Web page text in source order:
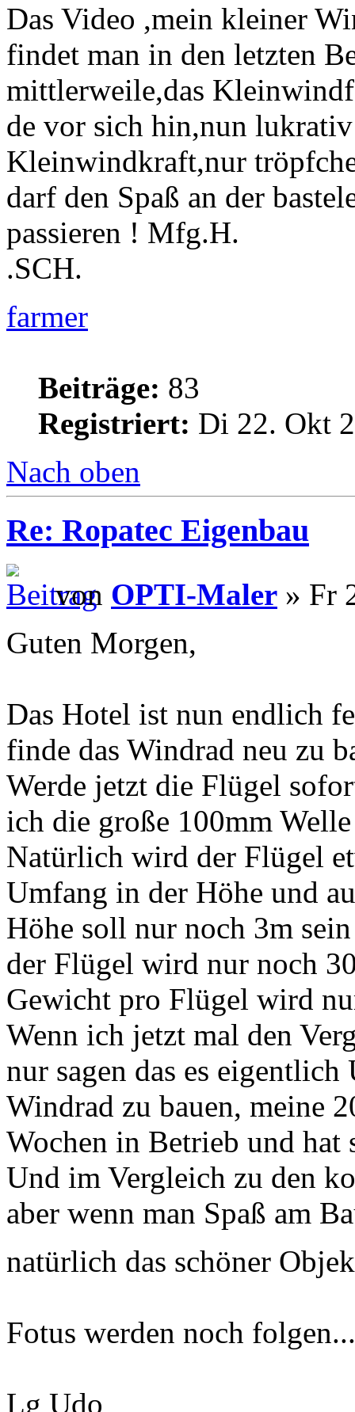
Das Video ,mein kleiner
findet man in den letzten
mittlerweile,das
de vor sich hin,nun
Kleinwindkraft,nur
darf den Spaß an der
passieren ! Mfg.H.
.SCH.
farmer
Beiträge: 83
Registriert: Di 22. Okt
Nach oben
Re: Ropatec Eigenbau
von OPTI-Maler » Fr
Guten Morgen,
Das Hotel ist nun endlich
finde das Windrad neu zu
Werde jetzt die Flügel
ich die große 100mm
Natürlich wird der Flügel
Umfang in der Höhe und
Höhe soll nur noch 3m
der Flügel wird nur noch
Gewicht pro Flügel wird
Wenn ich jetzt mal den
nur sagen das es
Windrad zu bauen, meine
Wochen in Betrieb und
Und im Vergleich zu den
aber wenn man Spaß am
natürlich das schöner
Fotus werden noch folgen...
Lg Udo